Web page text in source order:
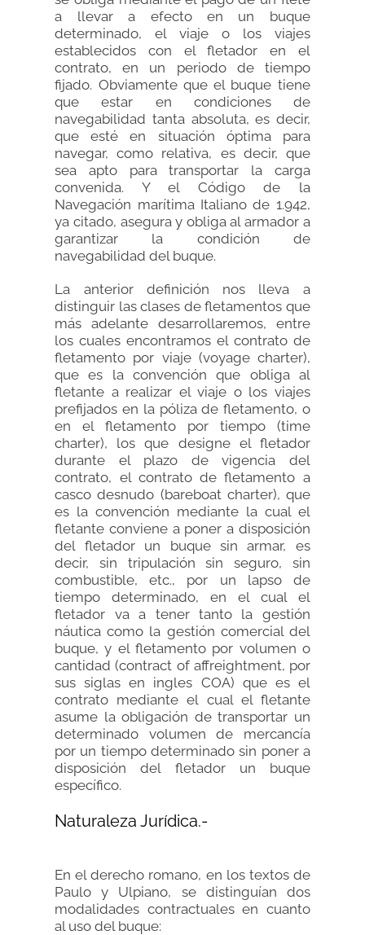
a llevar a efecto en un buque
determinado, el viaje o los viajes
establecidos con el fletador en el
contrato, en un periodo de tiempo
fijado. Obviamente que el buque tiene
que estar en condiciones de
navegabilidad tanta absoluta, es decir,
que esté en situación óptima para
navegar, como relativa, es decir, que
sea apto para transportar la carga
convenida. Y el Código de la
Navegación marítima Italiano de 1.942,
ya citado, asegura y obliga al armador a
garantizar la condición de
navegabilidad del buque.
La anterior definición nos lleva a
distinguir las clases de fletamentos que
más adelante desarrollaremos, entre
los cuales encontramos el contrato de
fletamento por viaje (voyage charter),
que es la convención que obliga al
fletante a realizar el viaje o los viajes
prefijados en la póliza de fletamento, o
en el fletamento por tiempo (time
charter), los que designe el fletador
durante el plazo de vigencia del
contrato, el contrato de fletamento a
casco desnudo (bareboat charter), que
es la convención mediante la cual el
fletante conviene a poner a disposición
del fletador un buque sin armar, es
decir, sin tripulación sin seguro, sin
combustible, etc., por un lapso de
tiempo determinado, en el cual el
fletador va a tener tanto la gestión
náutica como la gestión comercial del
buque, y el fletamento por volumen o
cantidad (contract of affreightment, por
sus siglas en ingles COA) que es el
contrato mediante el cual el fletante
asume la obligación de transportar un
determinado volumen de mercancía
por un tiempo determinado sin poner a
disposición del fletador un buque
específico.
Naturaleza Jurídica.-
En el derecho romano, en los textos de
Paulo y Ulpiano, se distinguían dos
modalidades contractuales en cuanto
al uso del buque: